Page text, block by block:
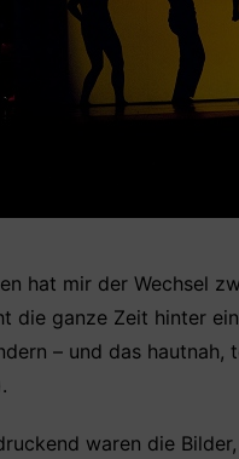
hat mir der Wechsel
die ganze Zeit hinter
– und das
waren die